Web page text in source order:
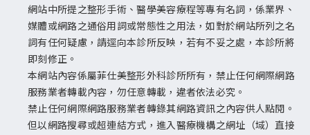
網站中所提之整形手術、醫學美容療程等專有名詞，係業界、
媒體或網路之通俗用詞或常態性之用法，如對於網站所列之名
詞有任何疑慮，請逕向本診所反映，若有不妥之處，本診所將
即刻修正。
本網站內容係屬菲仕美整形外科診所所有，禁止任何網際網路
服務業者轉載內容，勿任意轉載，違者依法必究。
禁止任何網際網路服務業者轉錄其網路資訊之內容供人點閱。
但以網路搜尋或超連結方式，進入醫療機構之網址（域）直接